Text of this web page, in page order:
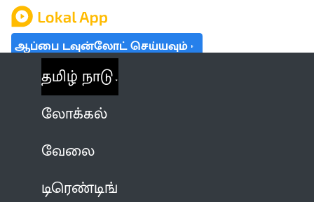
ஆப்பை டவுன்லோட் செய்யவும்
தமிழ் நாடு
லோக்கல்
வேலை
டிரெண்டிங்